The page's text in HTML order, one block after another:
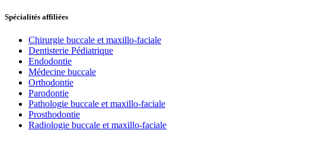
Spécialités affiliées
Chirurgie buccale et maxillo-faciale
Dentisterie Pédiatrique
Endodontie
Médecine buccale
Orthodontie
Parodontie
Pathologie buccale et maxillo-faciale
Prosthodontie
Radiologie buccale et maxillo-faciale